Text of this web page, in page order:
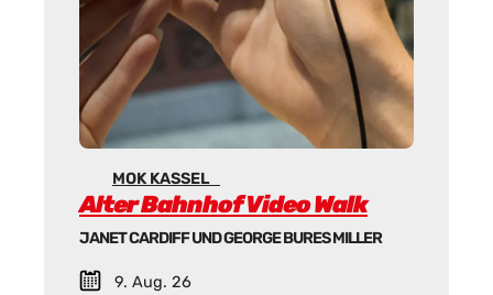
MOK KASSEL
Alter Bahnhof Video Walk
JANET CARDIFF UND GEORGE BURES MILLER
9. Aug. 26